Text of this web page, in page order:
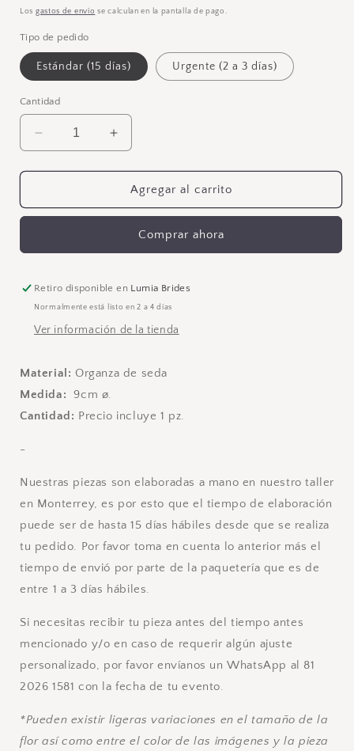
habitual
Los gastos de envío se calculan en la pantalla de pago.
Tipo de pedido
Estándar (15 días) Urgente (2 a 3 días)
Cantidad
Reducir
cantidad
para
Margara
Aumentar
cantidad
para
Flor
Margara
Agregar al carrito
Comprar ahora
Retiro disponible en Lumia Brides
Normalmente está listo en 2 a 4 días
Ver información de la tienda
Material: Organza de seda
Medida:
9cm ø.
Cantidad: Precio incluye 1 pz.
-
Nuestras piezas son elaboradas a mano en nuestro taller
en Monterrey, es por esto que el tiempo de elaboración
puede ser de hasta 15 días hábiles desde que se realiza
tu pedido. Por favor toma en cuenta lo anterior más el
tiempo de envió por parte de la paquetería que es de
entre 1 a 3 días hábiles.
Si necesitas recibir tu pieza antes del tiempo antes
mencionado y/o en caso de requerir algún ajuste
personalizado, por favor envíanos un WhatsApp al 81
2026 1581 con la fecha de tu evento.
*Pueden existir ligeras variaciones en el tamaño de la
flor así como entre el color de las imágenes y la pieza